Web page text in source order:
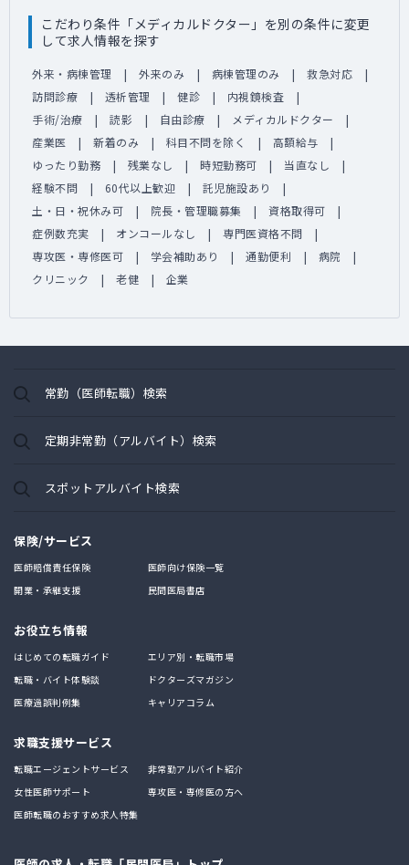
こだわり条件「メディカルドクター」を別の条件に変更
して求人情報を探す
外来・病棟管理 外来のみ 病棟管理のみ
救急対応
訪問診療
透析管理 健診
内視鏡検査
手術/治療
読影 自由診療
メディカルドクター
産業医
新着のみ 科目不問を除く
高額給与
ゆったり勤務
残業なし 時短勤務可
当直なし
経験不問
60代以上歓迎
託児施設あり
土・日・祝休み可
院長・管理職募集
資格取得可
症例数充実
オンコールなし
専門医資格不問
専攻医・専修医可
学会補助あり 通勤便利
病院
クリニック
老健 企業
常勤（医師転職）検索
定期非常勤（アルバイト）検索
スポットアルバイト検索
保険/サービス
医師賠償責任保険
医師向け保険一覧
開業・承継支援
民間医局書店
お役立ち情報
はじめての転職ガイド
エリア別・転職市場
転職・バイト体験談
ドクターズマガジン
医療過誤判例集
キャリアコラム
求職支援サービス
転職エージェントサービス
非常勤アルバイト紹介
女性医師サポート
専攻医・専修医の方へ
医師転職のおすすめ求人特集